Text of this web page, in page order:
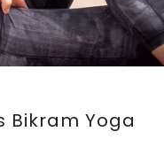
Bikram Yoga